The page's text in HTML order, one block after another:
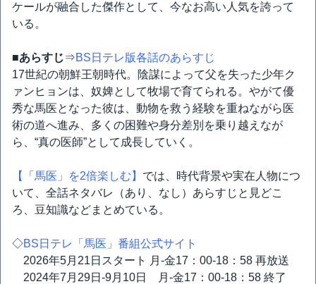
ケールが融合した傑作として、今なお高い人気を誇って
いる。
■あらすじ⇒BS日テレ版各話のあらすじ
17世紀の朝鮮王朝時代。陰謀によって父を失った少年ク
ァンヒョンは、奴婢として牧場で育てられる。やがて優
秀な馬医となった彼は、動物を救う経験を重ねながら医
術の道へ進み、多くの困難や身分差別を乗り越えなが
ら、“真の医師”として成長していく。
【「馬医」を2倍楽しむ】 では、時代背景や実在人物につ
いて、全話ネタバレ（あり、なし）あらすじと見どこ
ろ、豆知識などまとめている。
◇BS日テレ「馬医」番組公式サイト
2026年5月21日スタート 月-金17：00-18：58 再放送
2024年7月29日-9月10日 月-金17：00-18：58 終了